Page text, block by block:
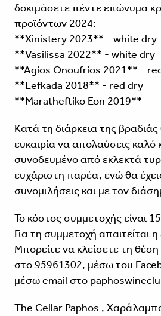
δοκιμάσετε πέντε επώνυμα
προϊόντων 2024:
**Xinistery 2023** - white dry
**Vasilissa 2022** - white dry
**Agios Onoufrios 2021** -
**Lefkada 2018** - red dry
**Maratheftiko Eon 2019**
Κατά τη διάρκεια της βραδιάς
ευκαιρία να απολαύσεις καλό
συνοδευμένο από εκλεκτά
ευχάριστη παρέα, ενώ θα
συνομιλήσεις και με τον
Το κόστος συμμετοχής είναι
Για τη συμμετοχή απαιτείται
Μπορείτε να κλείσετε τη
στο 95961302, μέσω του
μέσω email στο
The Cellar Paphos ,